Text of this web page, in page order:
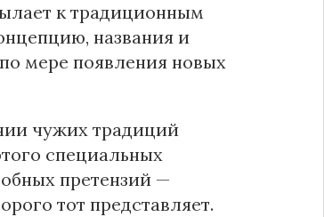
к традиционным
названия и
мере появления новых
чужих традиций
специальных
претензий —
тот представляет.